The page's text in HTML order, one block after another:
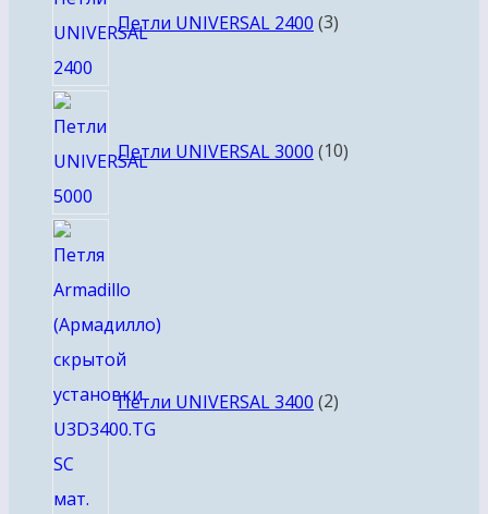
Петли UNIVERSAL 2400 3товара
Петли UNIVERSAL 3000 10товаров
Петли UNIVERSAL 3400 2